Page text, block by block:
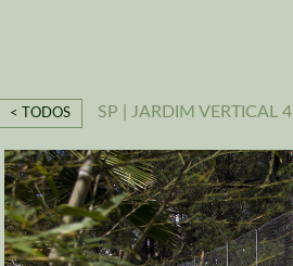
< TODOS SP | JARDIM VERTICAL 4